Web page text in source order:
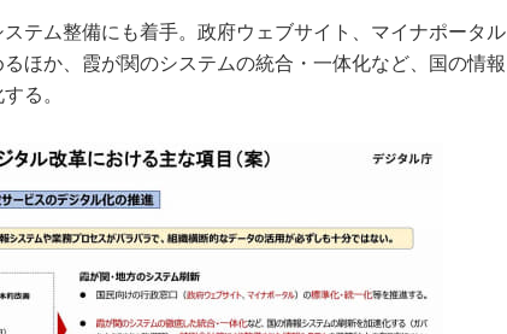
テム整備にも着手。政府ウェブサイト、マイナポータル
ほか、霞が関のシステムの統合・一体化など、国の情報
る。